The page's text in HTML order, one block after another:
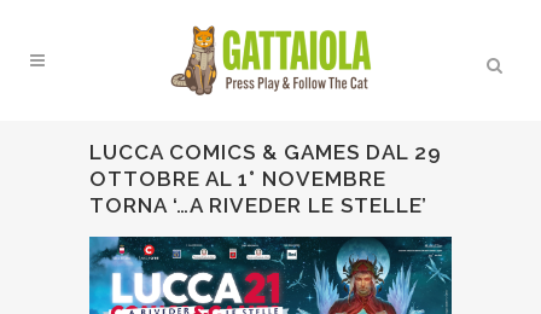
LUCCA COMICS & GAMES DAL 29
OTTOBRE AL 1° NOVEMBRE
TORNA ‘…A RIVEDER LE STELLE’